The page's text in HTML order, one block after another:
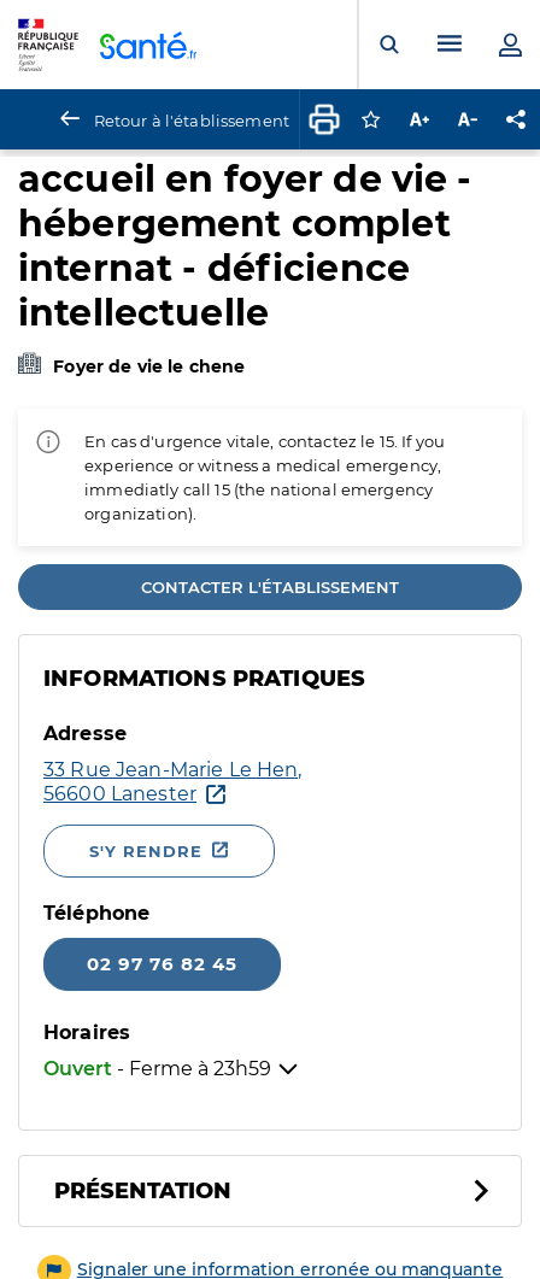
Ouvrir laMenu
Retour à l'établissement Connectez-vous
Augmenter la
accueil en foyer de vie -
hébergement complet
internat - déficience
intellectuelle
Foyer de vie le chene
En cas d'urgence vitale, contactez le 15. If you
experience or witness a medical emergency,
immediatly call 15 (the national emergency
organization).
CONTACTER L'ÉTABLISSEMENT
INFORMATIONS PRATIQUES
Adresse
33 Rue Jean-Marie Le Hen,
56600 Lanester
S'Y RENDRE
Téléphone
02 97 76 82 45
Horaires
Ouvert - Ferme à 23h59
PRÉSENTATION
Signaler une information erronée ou manquante